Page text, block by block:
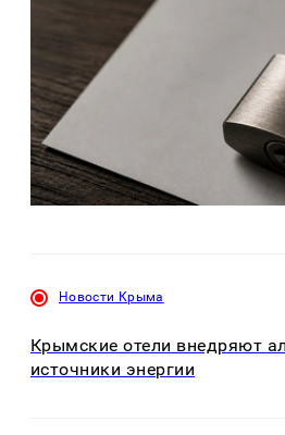
Новости Крыма
Крымские отели внедряют
источники энергии